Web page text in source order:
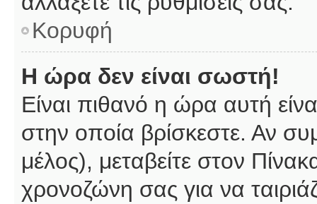
Κορυφή
Η ώρα δεν είναι σωστή!
Είναι πιθανό η ώρα αυτή
στην οποία βρίσκεστε. Αν
μέλος), μεταβείτε στον
χρονοζώνη σας για να